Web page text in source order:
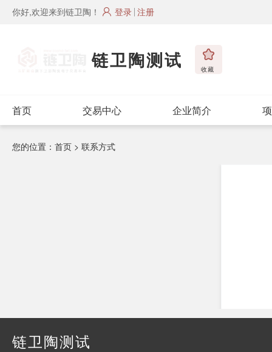
你好,欢迎来到链卫陶！ 登录 注册
链卫陶测试 收藏
首页 交易中心 企业简介
您的位置： 首页 > 联系方式
链卫陶测试